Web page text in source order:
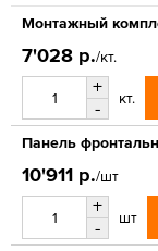
Монтажный
7'028 р./кт.
+
-
кт.
Панель
10'911 р./шт
+
-
шт